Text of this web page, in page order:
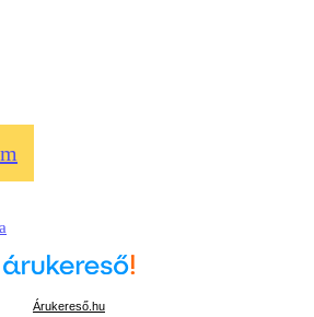
Árukereső.hu